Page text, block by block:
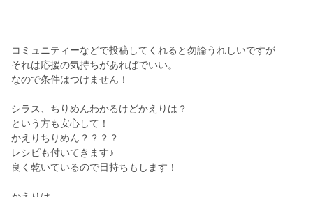
コミュニティーなどで投稿してくれると勿論うれしいですが
それは応援の気持ちがあればでいい。
なので条件はつけません！
シラス、ちりめんわかるけどかえりは？
という方も安心して！
かえりちりめん？？？？
レシピも付いてきます♪
良く乾いているので日持ちもします！